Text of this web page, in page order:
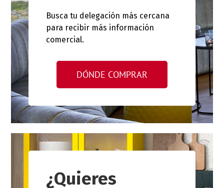
Busca tu delegación más cercana
para recibir más información
comercial.
DÓNDE COMPRAR
¿Quieres